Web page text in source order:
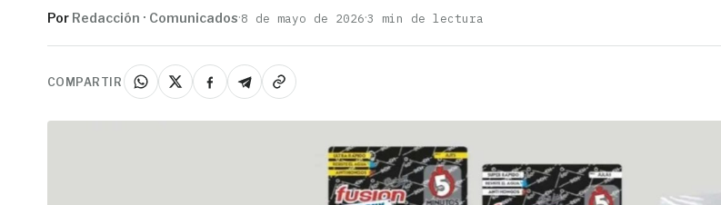
Por Redacción · Comunicados·8 de mayo de 2026·3 min de lectura
COMPARTIR